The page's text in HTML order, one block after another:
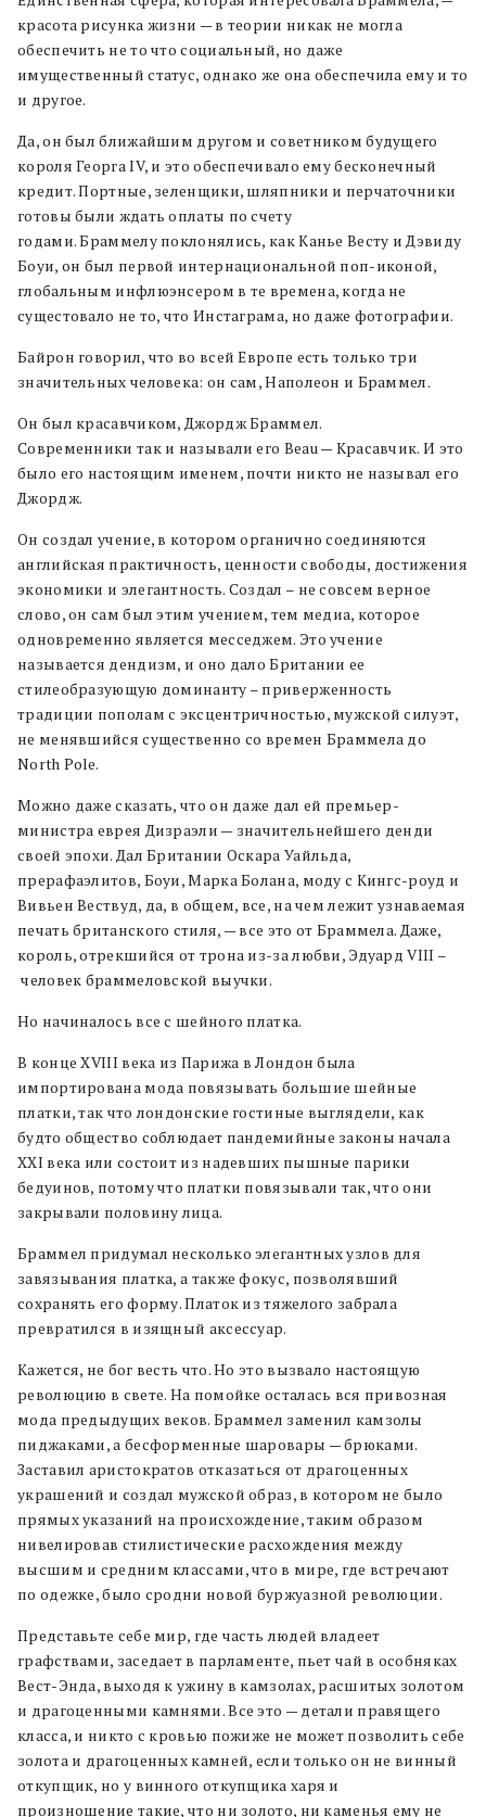
красота рисунка жизни — в теории никак не могла
обеспечить не то что социальный, но даже
имущественный статус, однако же она обеспечила ему и то
и другое.
Да, он был ближайшим другом и советником будущего
короля Георга IV, и это обеспечивало ему бесконечный
кредит. Портные, зеленщики, шляпники и перчаточники
готовы были ждать оплаты по счету
годами. Браммелу поклонялись, как Канье Весту и Дэвиду
Боуи, он был первой интернациональной поп-иконой,
глобальным инфлюэнсером в те времена, когда не
сущестовало не то, что Инстаграма, но даже фотографии.
Байрон говорил, что во всей Европе есть только три
значительных человека: он сам, Наполеон и Браммел.
Он был красавчиком, Джордж Браммел.
Современники так и называли его Beau — Красавчик. И это
было его настоящим именем, почти никто не называл его
Джордж.
Он создал учение, в котором органично соединяются
английская практичность, ценности свободы, достижения
экономики и элегантность. Создал – не совсем верное
слово, он сам был этим учением, тем медиа, которое
одновременно является месседжем. Это учение
называется дендизм, и оно дало Британии ее
стилеобразующую доминанту – приверженность
традиции пополам с эксцентричностью, мужской силуэт,
не менявшийся существенно со времен Браммела до
North Pole.
Можно даже сказать, что он даже дал ей премьер-
министра еврея Дизраэли — значительнейшего денди
своей эпохи. Дал Британии Оскара Уайльда,
прерафаэлитов, Боуи, Марка Болана, моду с Кингс-роуд и
Вивьен Вествуд, да, в общем, все, на чем лежит узнаваемая
печать британского стиля, — все это от Браммела. Даже,
король, отрекшийся от трона из-за любви, Эдуард VIII –
человек браммеловской выучки.
Но начиналось все с шейного платка.
В конце XVIII века из Парижа в Лондон была
импортирована мода повязывать большие шейные
платки, так что лондонские гостиные выглядели, как
будто общество соблюдает пандемийные законы начала
XXI века или состоит из надевших пышные парики
бедуинов, потому что платки повязывали так, что они
закрывали половину лица.
Браммел придумал несколько элегантных узлов для
завязывания платка, а также фокус, позволявший
сохранять его форму. Платок из тяжелого забрала
превратился в изящный аксессуар.
Кажется, не бог весть что. Но это вызвало настоящую
революцию в свете. На помойке осталась вся привозная
мода предыдущих веков. Браммел заменил камзолы
пиджаками, а бесформенные шаровары — брюками.
Заставил аристократов отказаться от драгоценных
украшений и создал мужской образ, в котором не было
прямых указаний на происхождение, таким образом
нивелировав стилистические расхождения между
высшим и средним классами, что в мире, где встречают
по одежке, было сродни новой буржуазной революции.
Представьте себе мир, где часть людей владеет
графствами, заседает в парламенте, пьет чай в особняках
Вест-Энда, выходя к ужину в камзолах, расшитых золотом
и драгоценными камнями. Все это — детали правящего
класса, и никто с кровью пожиже не может позволить себе
золота и драгоценных камней, если только он не винный
откупщик, но у винного откупщика харя и
произношение такие, что ни золото, ни каменья ему не